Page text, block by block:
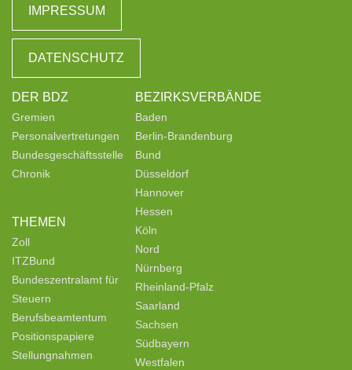
IMPRESSUM
DATENSCHUTZ
DER BDZ
Gremien
Personalvertretungen
Bundesgeschäftsstelle
Chronik
THEMEN
Zoll
ITZBund
Bundeszentralamt für
Steuern
Berufsbeamtentum
Positionspapiere
Stellungnahmen
BEZIRKSVERBÄNDE
Baden
Berlin-Brandenburg
Bund
Düsseldorf
Hannover
Hessen
Köln
Nord
Nürnberg
Rheinland-Pfalz
Saarland
Sachsen
Südbayern
Westfalen